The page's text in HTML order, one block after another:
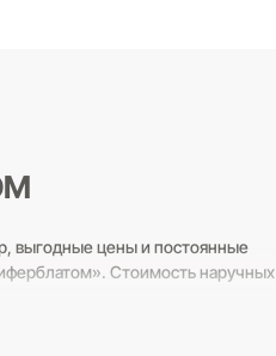
выгодные цены и постоянные
Стоимость наручных